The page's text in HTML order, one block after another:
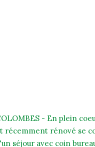
Syndic Et Gestion
- En plein
récemment rénové se
séjour avec coin